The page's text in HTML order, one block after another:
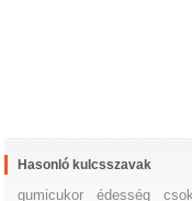
Hasonló kulcsszavak
gumicukor édesség